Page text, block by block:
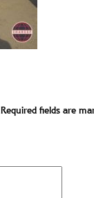
Required fields are